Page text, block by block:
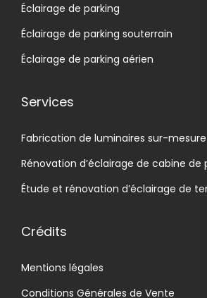
Éclairage de parking
Éclairage de parking souterrain
Éclairage de parking aérien
Services
Fabrication de luminaires sur-mesure
Rénovation d’éclairage de cabine de
Étude et rénovation d’éclairage de
Crédits
Mentions légales
Conditions Générales de Vente